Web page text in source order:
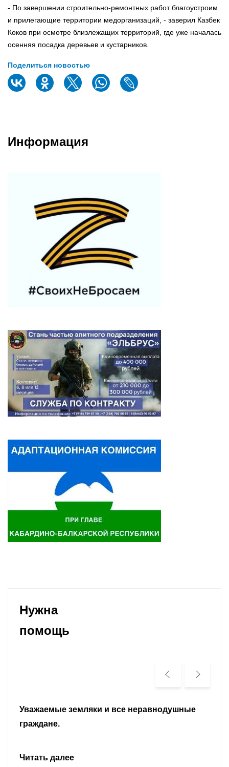
- По завершении строительно-ремонтных работ благоустроим
и прилегающие территории медорганизаций, - заверил Казбек
Коков при осмотре близлежащих территорий, где уже началась
осенняя посадка деревьев и кустарников.
Поделиться новостью
Информация
Нужна
помощь
Уважаемые земляки и все неравнодушные
граждане.
Читать далее